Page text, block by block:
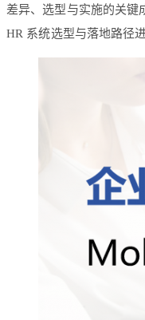
差异、选型与实施的关键
HR 系统选型与落地路径